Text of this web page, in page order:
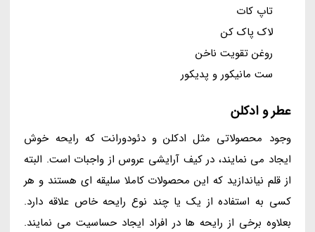
تاپ کات
لاک پاک کن
روغن تقویت ناخن
ست مانیکور و پدیکور
عطر و ادکلن
وجود محصولاتی مثل ادکلن و دئودورانت که رایحه خوش
ایجاد می نمایند، در کیف آرایشی عروس از واجبات است. البته
از قلم نیاندازید که این محصولات کاملا سلیقه ای هستند و هر
کسی به استفاده از یک یا چند نوع رایحه خاص علاقه دارد.
بعلاوه برخی از رایحه ها در افراد ایجاد حساسیت می نمایند.